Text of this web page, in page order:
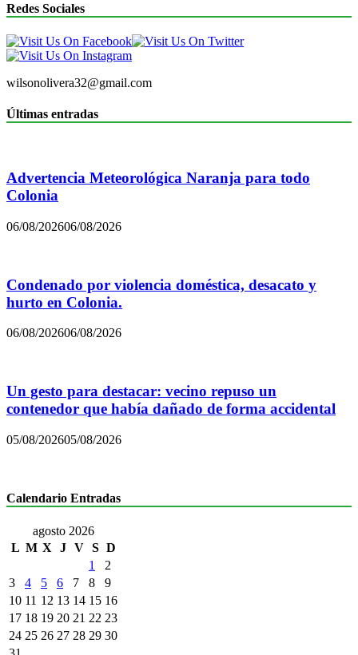
Redes Sociales
wilsonolivera32@gmail.com
Últimas entradas
Advertencia Meteorológica Naranja para todo
Colonia
06/08/202606/08/2026
Condenado por violencia doméstica, desacato y
hurto en Colonia.
06/08/202606/08/2026
Un gesto para destacar: vecino repuso un
contenedor que había dañado de forma accidental
05/08/202605/08/2026
Calendario Entradas
agosto 2026
L M X J V S D
1
2
3
4 5 6 7 8
9
10 11 12 13 14 15 16
17 18 19 20 21 22 23
24 25 26 27 28 29 30